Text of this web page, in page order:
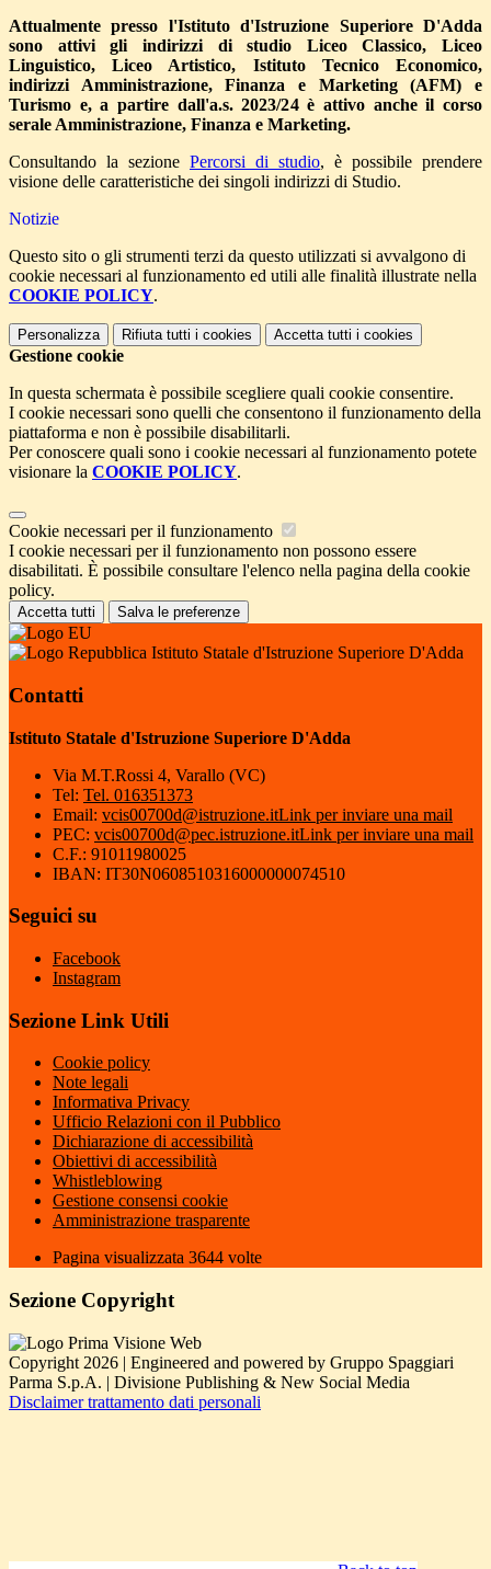
Attualmente presso l'Istituto d'Istruzione Superiore D'Adda
sono attivi gli indirizzi di studio Liceo Classico, Liceo
Linguistico, Liceo Artistico, Istituto Tecnico Economico,
indirizzi Amministrazione, Finanza e Marketing (AFM) e
Turismo e, a partire dall'a.s. 2023/24 è attivo anche il corso
serale Amministrazione, Finanza e Marketing.
Consultando la sezione Percorsi di studio, è possibile prendere
visione delle caratteristiche dei singoli indirizzi di Studio.
Notizie
Questo sito o gli strumenti terzi da questo utilizzati si avvalgono di
cookie necessari al funzionamento ed utili alle finalità illustrate nella
COOKIE POLICY.
Personalizza Rifiuta tutti i cookies Accetta tutti i cookies
Gestione cookie
In questa schermata è possibile scegliere quali cookie consentire.
I cookie necessari sono quelli che consentono il funzionamento della
piattaforma e non è possibile disabilitarli.
Per conoscere quali sono i cookie necessari al funzionamento potete
visionare la COOKIE POLICY.
Cookie necessari per il funzionamento
I cookie necessari per il funzionamento non possono essere
disabilitati. È possibile consultare l'elenco nella pagina della cookie
policy.
Accetta tutti Salva le preferenze
Istituto Statale d'Istruzione Superiore D'Adda
Contatti
Istituto Statale d'Istruzione Superiore D'Adda
Via M.T.Rossi 4, Varallo (VC)
Tel: Tel. 016351373
Email: vcis00700d@istruzione.itLink per inviare una mail
PEC: vcis00700d@pec.istruzione.itLink per inviare una mail
C.F.: 91011980025
IBAN: IT30N0608510316000000074510
Seguici su
Facebook
Instagram
Sezione Link Utili
Cookie policy
Note legali
Informativa Privacy
Ufficio Relazioni con il Pubblico
Dichiarazione di accessibilità
Obiettivi di accessibilità
Whistleblowing
Gestione consensi cookie
Amministrazione trasparente
Pagina visualizzata 3644 volte
Sezione Copyright
Copyright 2026 | Engineered and powered by Gruppo Spaggiari
Parma S.p.A. | Divisione Publishing & New Social Media
Disclaimer trattamento dati personali